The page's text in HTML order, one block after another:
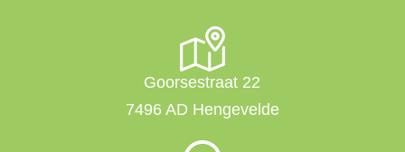
Goorsestraat 22
7496 AD Hengevelde